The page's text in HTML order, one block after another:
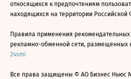
относящихся к предпочтениям
находящихся на территории
Правила применения рекомендательных
рекламно-обменной сети, размещенных
24smi
Все права защищены © АО Бизнес Ньюс